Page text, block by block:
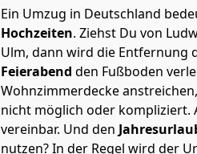
Ein Umzug in Deutschland
Hochzeiten. Ziehst Du von
Ulm, dann wird die Entfernung
Feierabend den Fußboden
Wohnzimmerdecke
nicht möglich oder kompliziert.
vereinbar. Und den
nutzen? In der Regel wird der